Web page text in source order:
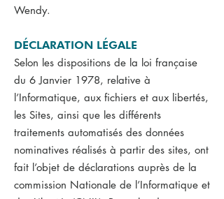
Wendy.
DÉCLARATION LÉGALE
Selon les dispositions de la loi française
du 6 Janvier 1978, relative à
l’Informatique, aux fichiers et aux libertés,
les Sites, ainsi que les différents
traitements automatisés des données
nominatives réalisés à partir des sites, ont
fait l’objet de déclarations auprès de la
commission Nationale de l’Informatique et